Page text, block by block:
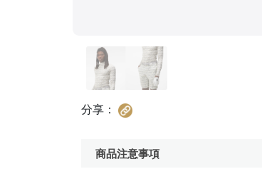
分享：
商品注意事項